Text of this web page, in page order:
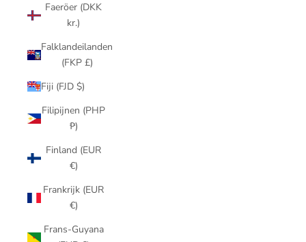
Faeröer (DKK
kr.)
Falklandeilanden
(FKP £)
Fiji (FJD $)
Filipijnen (PHP
₱)
Finland (EUR
€)
Frankrijk (EUR
€)
Frans-Guyana